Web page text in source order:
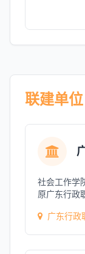
联建单位
社会工作学
原广东行政
广东行政